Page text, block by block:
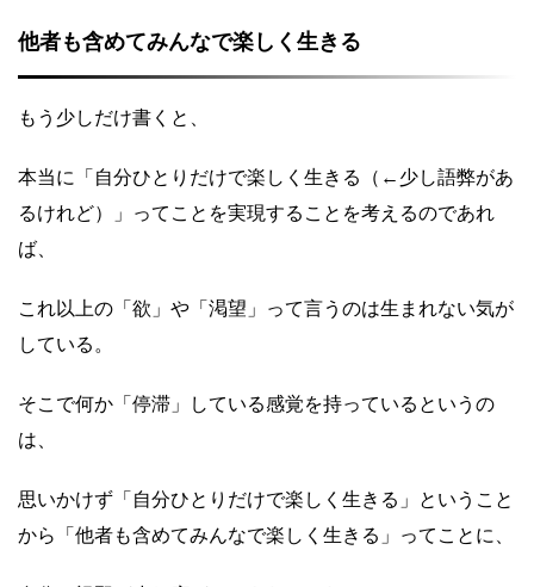
他者も含めてみんなで楽しく生きる
もう少しだけ書くと、
本当に「自分ひとりだけで楽しく生きる（←少し語弊があ
るけれど）」ってことを実現することを考えるのであれ
ば、
これ以上の「欲」や「渇望」って言うのは生まれない気が
している。
そこで何か「停滞」している感覚を持っているというの
は、
思いかけず「自分ひとりだけで楽しく生きる」ということ
から「他者も含めてみんなで楽しく生きる」ってことに、